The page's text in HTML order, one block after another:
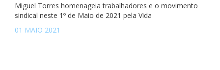
Miguel Torres homenageia trabalhadores e o movimento
sindical neste 1º de Maio de 2021 pela Vida
01 MAIO 2021